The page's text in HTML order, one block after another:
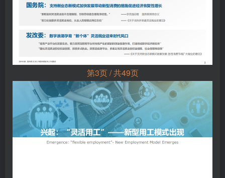
第3页 / 共49页